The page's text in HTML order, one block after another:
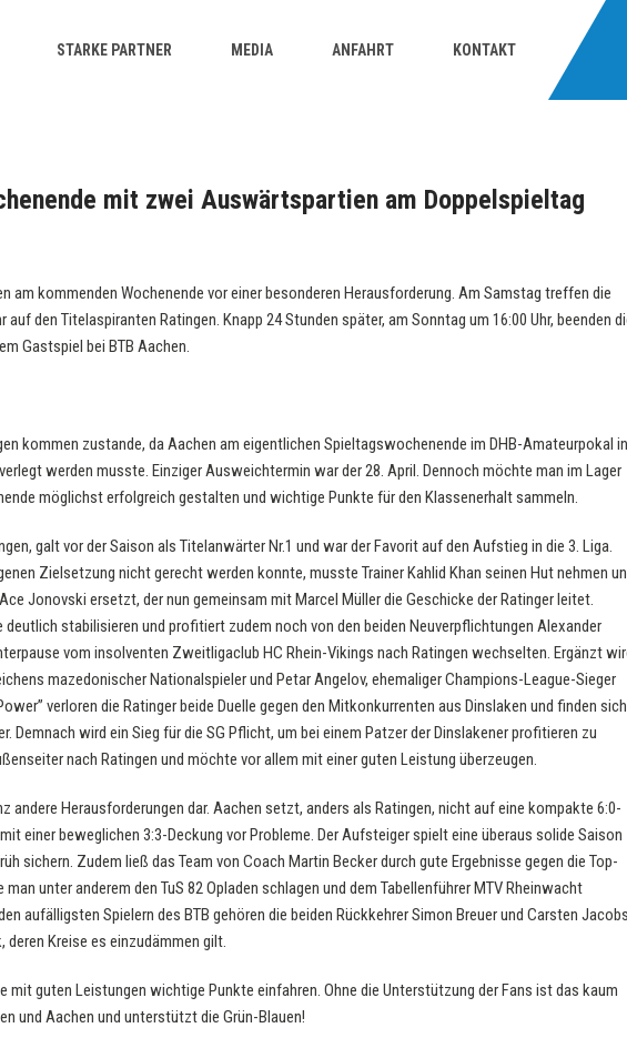
STARKE PARTNER MEDIA ANFAHRT KONTAKT
mit zwei Auswärtspartien am Doppelspieltag
am kommenden Wochenende vor einer besonderen Herausforderung. Am Samstag treffen die
den Titelaspiranten Ratingen. Knapp 24 Stunden später, am Sonntag um 16:00 Uhr, beenden
Gastspiel bei BTB Aachen.
kommen zustande, da Aachen am eigentlichen Spieltagswochenende im DHB-Amateurpokal in
werden musste. Einziger Ausweichtermin war der 28. April. Dennoch möchte man im Lager
möglichst erfolgreich gestalten und wichtige Punkte für den Klassenerhalt sammeln.
galt vor der Saison als Titelanwärter Nr.1 und war der Favorit auf den Aufstieg in die 3. Liga.
Zielsetzung nicht gerecht werden konnte, musste Trainer Kahlid Khan seinen Hut nehmen
Jonovski ersetzt, der nun gemeinsam mit Marcel Müller die Geschicke der Ratinger leitet.
deutlich stabilisieren und profitiert zudem noch von den beiden Neuverpflichtungen Alexander
vom insolventen Zweitligaclub HC Rhein-Vikings nach Ratingen wechselten. Ergänzt
mazedonischer Nationalspieler und Petar Angelov, ehemaliger Champions-League-Sieger
verloren die Ratinger beide Duelle gegen den Mitkonkurrenten aus Dinslaken und finden sich
Demnach wird ein Sieg für die SG Pflicht, um bei einem Patzer der Dinslakener profitieren zu
nach Ratingen und möchte vor allem mit einer guten Leistung überzeugen.
andere Herausforderungen dar. Aachen setzt, anders als Ratingen, nicht auf eine kompakte 6:0-
einer beweglichen 3:3-Deckung vor Probleme. Der Aufsteiger spielt eine überaus solide Saison
sichern. Zudem ließ das Team von Coach Martin Becker durch gute Ergebnisse gegen die Top-
unter anderem den TuS 82 Opladen schlagen und dem Tabellenführer MTV Rheinwacht
aufälligsten Spielern des BTB gehören die beiden Rückkehrer Simon Breuer und Carsten Jacobs
Kreise es einzudämmen gilt.
mit guten Leistungen wichtige Punkte einfahren. Ohne die Unterstützung der Fans ist das kaum
und Aachen und unterstützt die Grün-Blauen!